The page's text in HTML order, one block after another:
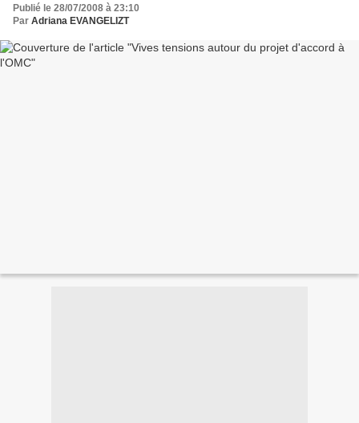
Publié le 28/07/2008 à 23:10
Par Adriana EVANGELIZT